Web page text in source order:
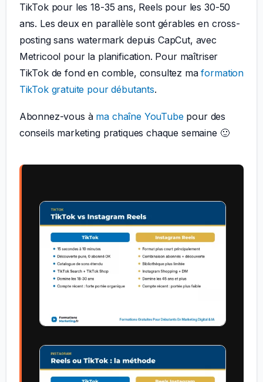
TikTok pour les 18-35 ans, Reels pour les 30-50
ans. Les deux en parallèle sont gérables en cross-
posting sans watermark depuis CapCut, avec
Metricool pour la planification. Pour maîtriser
TikTok de fond en comble, consultez maformation
TikTok gratuite pour débutants.
Abonnez-vous à ma chaîne YouTubepour des
conseils marketing pratiques chaque semaine 🙂